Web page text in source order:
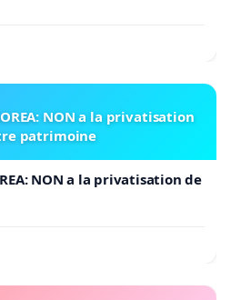
au service de nos
action est de défendre la
du suivi des élèves.
vous.
(Association des
NON a la privatisation
patrimoine
NON a la privatisation de